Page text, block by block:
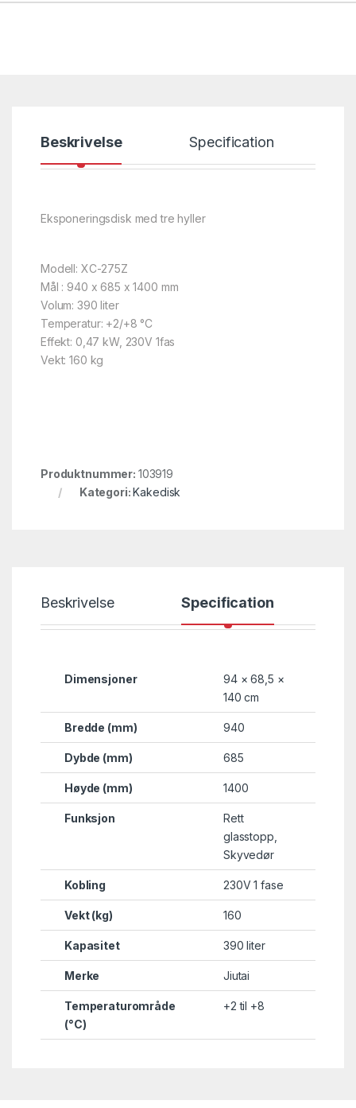
Beskrivelse Specification
Eksponeringsdisk med tre hyller
Modell: XC-275Z
Mål : 940 x 685 x 1400 mm
Volum: 390 liter
Temperatur: +2/+8 °C
Effekt: 0,47 kW, 230V 1fas
Vekt: 160 kg
Produktnummer: 103919
Kategori:Kakedisk
Beskrivelse Specification
Dimensjoner
94 × 68,5 ×
140 cm
Bredde (mm) 940
Dybde (mm) 685
Høyde (mm) 1400
Funksjon
Rett
glasstopp
Skyvedør
Kobling 230V 1 fase
Vekt (kg) 160
Kapasitet 390 liter
Merke Jiutai
Temperaturområde
(°C)
+2 til +8